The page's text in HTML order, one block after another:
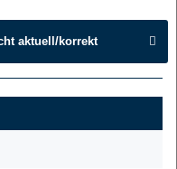
aktuell/korrekt